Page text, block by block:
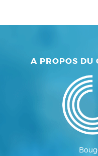
A PROPOS DU